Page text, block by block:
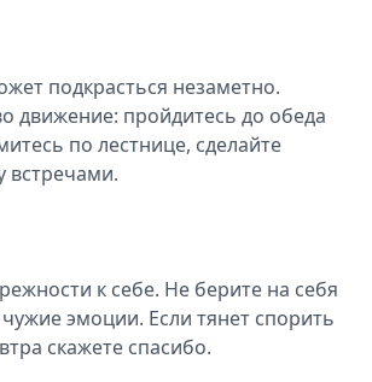
подкрасться незаметно.
движение: пройдитесь до обеда
по лестнице, сделайте
встречами.
к себе. Не берите на себя
эмоции. Если тянет спорить
скажете спасибо.